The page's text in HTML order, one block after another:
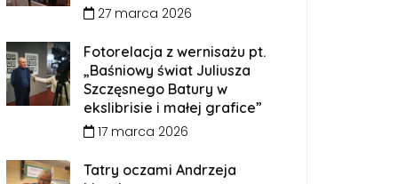
27 marca 2026
Fotorelacja z wernisażu pt.
„Baśniowy świat Juliusza
Szczęsnego Batury w
ekslibrisie i małej grafice”
17 marca 2026
Tatry oczami Andrzeja